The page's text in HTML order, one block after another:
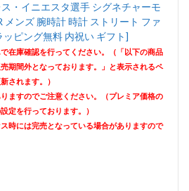
・イニエスタ選手 シグネチャーモ
ンズ 腕時計 時計 ストリート ファ
ッピング無料 内祝い ギフト]
在庫確認を行ってください。（「以下の商品
期間外となっております。」と表示されるペ
されます。）
ますのでご注意ください。（プレミア価格の
定を行っております。）
時には完売となっている場合がありますので